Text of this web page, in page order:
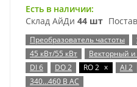
Есть в наличии:
Склад АйДи 44 шт
Преобразователь частоты
45 кВт/55 кВт
Векторный
DI 6
DO 2 RO 2 x AI 2
340…460 В AC